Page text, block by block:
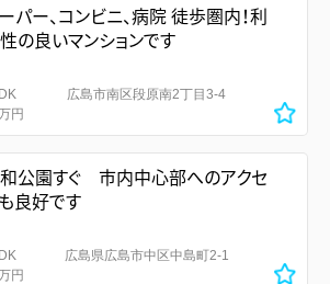
パー、コンビニ、病院 徒歩圏内！利
の良いマンションです
円
広島市南区段原南2丁目3-4
公園すぐ 市内中心部へのアクセ
良好です
円
広島県広島市中区中島町2-1